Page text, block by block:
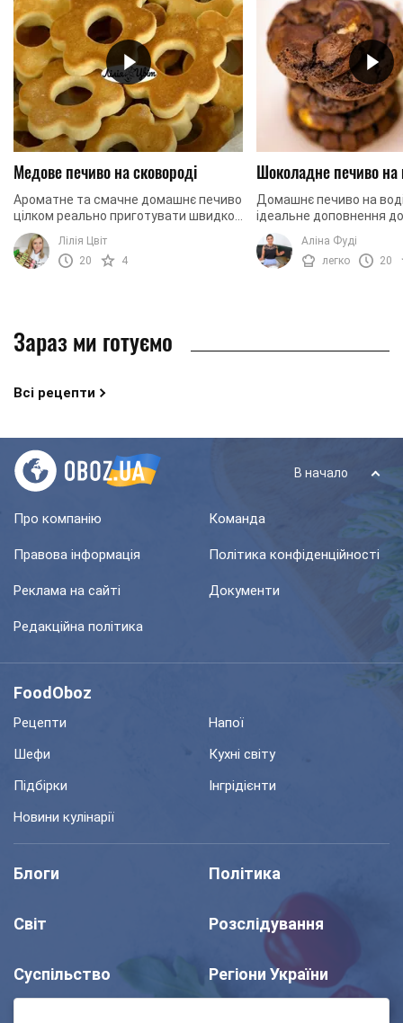
Медове печиво на сковороді
Ароматне та смачне домашнє печиво
цілком реально приготувати швидко
та без зайвого клопоту. Навіть не
доведеться вмикати духовку. Все, що
знадобиться ...
Лілія Цвіт
20
4
Шоколадне печиво на
Домашнє печиво на
ідеальне доповнення
чаювання. Інгредієнти
приготування - прості,
не займає багато часу.
Аліна Фуді
легко
20
Зараз ми готуємо
Всі рецепти
В начало
Про компанію Команда
Правова інформація Політика конфіденційності
Реклама на сайті Документи
Редакційна політика
FoodOboz
Рецепти
Напої
Шефи
Кухні світу
Підбірки
Інгрідієнти
Новини кулінарії
Блоги Політика
Світ Розслідування
Суспільство Регіони України